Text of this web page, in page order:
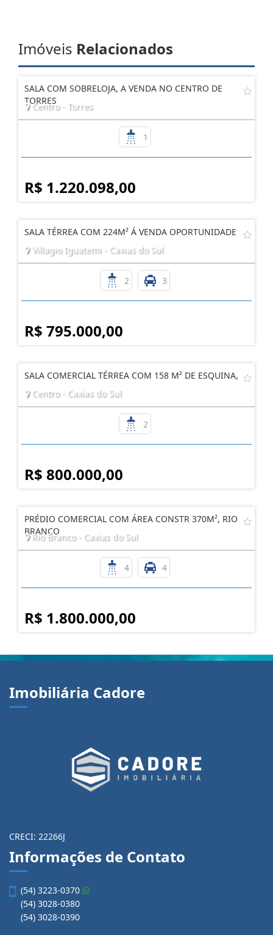
Imóveis Relacionados
SALA COM SOBRELOJA, A VENDA NO CENTRO DE
TORRES
Centro - Torres
1
R$ 1.220.098,00
SALA TÉRREA COM 224M² Á VENDA OPORTUNIDADE
Villagio Iguatemi - Caxias do Sul
2 3
R$ 795.000,00
SALA COMERCIAL TÉRREA COM 158 M² DE ESQUINA,
Centro - Caxias do Sul
2
R$ 800.000,00
PRÉDIO COMERCIAL COM ÁREA CONSTR 370M², RIO
BRANCO
Rio Branco - Caxias do Sul
4 4
R$ 1.800.000,00
Imobiliária Cadore
CRECI: 22266J
Informações de Contato
(54) 3223-0370
(54) 3028-0380
(54) 3028-0390